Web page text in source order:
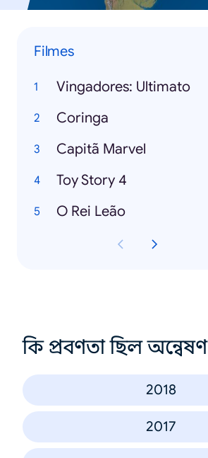
Filmes
Vingadores: Ultimato
Coringa
Capitã Marvel
Toy Story 4
O Rei Leão
কি প্রবণতা ছিল অন্বেষণ
2018
2017